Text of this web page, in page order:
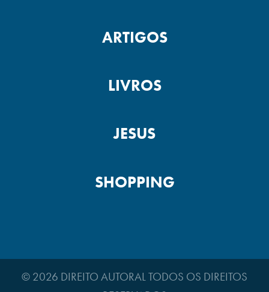
ARTIGOS
LIVROS
JESUS
SHOPPING
© 2026 DIREITO AUTORAL TODOS OS DIREITOS